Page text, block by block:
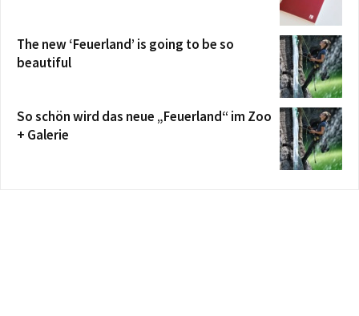
The new ‘Feuerland’ is going to be so
beautiful
So schön wird das neue „Feuerland“ im Zoo
+ Galerie